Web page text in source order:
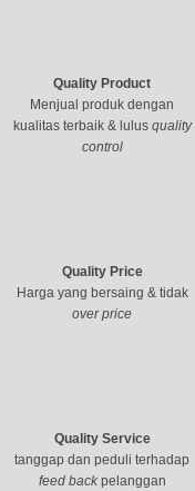
Quality Product
Menjual produk dengan
kualitas terbaik & lulus quality
control
Quality Price
Harga yang bersaing & tidak
over price
Quality Service
tanggap dan peduli terhadap
feed backpelanggan